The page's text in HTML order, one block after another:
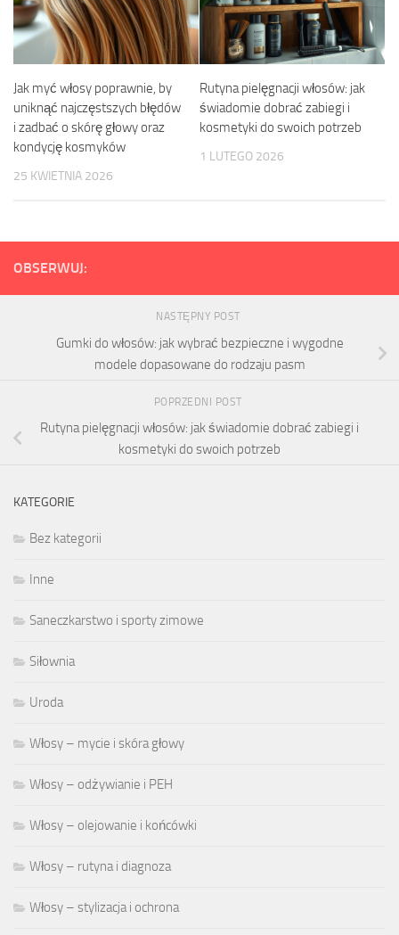
Jak myć włosy poprawnie, by
uniknąć najczęstszych błędów
i zadbać o skórę głowy oraz
kondycję kosmyków
25 KWIETNIA 2026
Rutyna pielęgnacji włosów: jak
świadomie dobrać zabiegi i
kosmetyki do swoich potrzeb
1 LUTEGO 2026
OBSERWUJ:
NASTĘPNY POST
Gumki do włosów: jak wybrać bezpieczne i wygodne
modele dopasowane do rodzaju pasm
POPRZEDNI POST
Rutyna pielęgnacji włosów: jak świadomie dobrać zabiegi i
kosmetyki do swoich potrzeb
KATEGORIE
Bez kategorii
Inne
Saneczkarstwo i sporty zimowe
Siłownia
Uroda
Włosy – mycie i skóra głowy
Włosy – odżywianie i PEH
Włosy – olejowanie i końcówki
Włosy – rutyna i diagnoza
Włosy – stylizacja i ochrona